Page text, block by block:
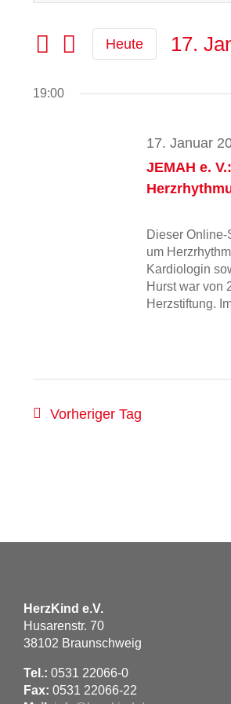
Januar
2025
und
Schlüsselwort.
Suche
Veranstaltungen
Heute
17.
19:00
JEMAH e.
17. Januar
Dieser
um
Kardiologin
Hurst war von
Herzstiftung.
Vorheriger Tag
HerzKind e.V.
Husarenstr. 70
38102 Braunschweig
Tel.: 0531 22066-0
Fax: 0531 22066-22